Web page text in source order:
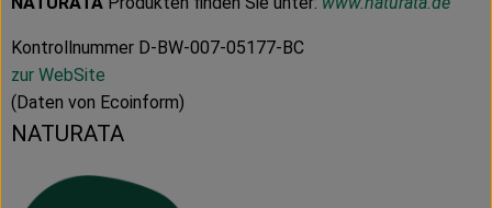
Kontrollnummer D-BW-007-05177-BC
zur WebSite
(Daten von Ecoinform)
NATURATA